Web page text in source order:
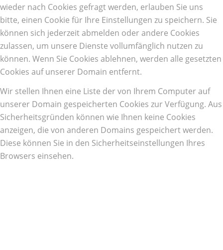
wieder nach Cookies gefragt werden, erlauben Sie uns
bitte, einen Cookie für Ihre Einstellungen zu speichern. Sie
können sich jederzeit abmelden oder andere Cookies
zulassen, um unsere Dienste vollumfänglich nutzen zu
können. Wenn Sie Cookies ablehnen, werden alle gesetzten
Cookies auf unserer Domain entfernt.
Wir stellen Ihnen eine Liste der von Ihrem Computer auf
unserer Domain gespeicherten Cookies zur Verfügung. Aus
Sicherheitsgründen können wie Ihnen keine Cookies
anzeigen, die von anderen Domains gespeichert werden.
Diese können Sie in den Sicherheitseinstellungen Ihres
Browsers einsehen.